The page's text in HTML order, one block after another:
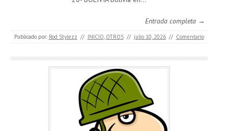
Entrada completa →
Publicado por: Rod Stylezz // INICIO OTROS // julio 10, 2026 // Comentario